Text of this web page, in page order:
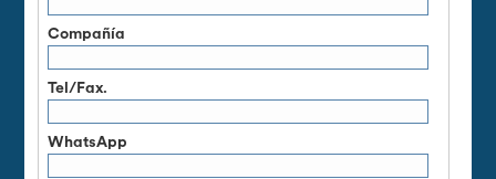
Compañía
Tel/Fax.
WhatsApp